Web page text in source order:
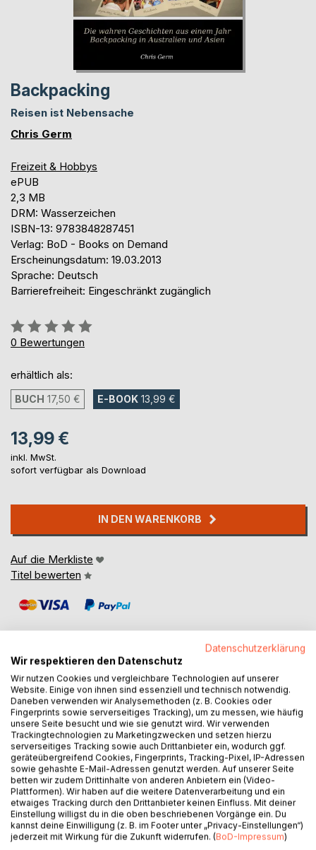
Backpacking
Reisen ist Nebensache
Chris Germ
Freizeit & Hobbys
ePUB
2,3 MB
DRM: Wasserzeichen
ISBN-13: 9783848287451
Verlag: BoD - Books on Demand
Erscheinungsdatum: 19.03.2013
Sprache: Deutsch
Barrierefreiheit: Eingeschränkt zugänglich
Bewertung::
0%
0 Bewertungen
erhältlich als:
BUCH 17,50 € E-BOOK 13,99 €
13,99 €
inkl. MwSt.
sofort verfügbar als Download
IN DEN WARENKORB
Auf die Merkliste
Titel bewerten
BESCHREIBUNG
Backpacking. Welcher Jugendliche träumt nicht davon, ein
paar Monate in einem fremden Land zu leben, zu reisen,
die Natur und Kultur kennenzulernen und vielleicht sogar
eine Fremdsprache fließend zu erlernen. Und nach einem
Jahr in Australien und Asien kann ich definitiv bestätigen,
dass es eine der besten Erfahrungen ist, die man in jungen
Jahren machen kann.
Solltest du auf der Suche nach einem Work & Travel
Datenschutzerklärung
Wir respektieren den Datenschutz
Wir nutzen Cookies und vergleichbare Technologien auf unserer
Website. Einige von ihnen sind essenziell und technisch notwendig.
Daneben verwenden wir Analysemethoden (z. B. Cookies oder
Fingerprints sowie serverseitiges Tracking), um zu messen, wie häufig
unsere Seite besucht und wie sie genutzt wird. Wir verwenden
Trackingtechnologien zu Marketingzwecken und setzen hierzu
serverseitiges Tracking sowie auch Drittanbieter ein, wodurch ggf.
geräteübergreifend Cookies, Fingerprints, Tracking-Pixel, IP-Adressen
sowie gehashte E-Mail-Adressen genutzt werden. Auf unserer Seite
betten wir zudem Drittinhalte von anderen Anbietern ein (Video-
Plattformen). Wir haben auf die weitere Datenverarbeitung und ein
etwaiges Tracking durch den Drittanbieter keinen Einfluss. Mit deiner
Einstellung willigst du in die oben beschriebenen Vorgänge ein. Du
kannst deine Einwilligung (z. B. im Footer unter „Privacy-Einstellungen“)
jederzeit mit Wirkung für die Zukunft widerrufen. (BoD-Impressum)